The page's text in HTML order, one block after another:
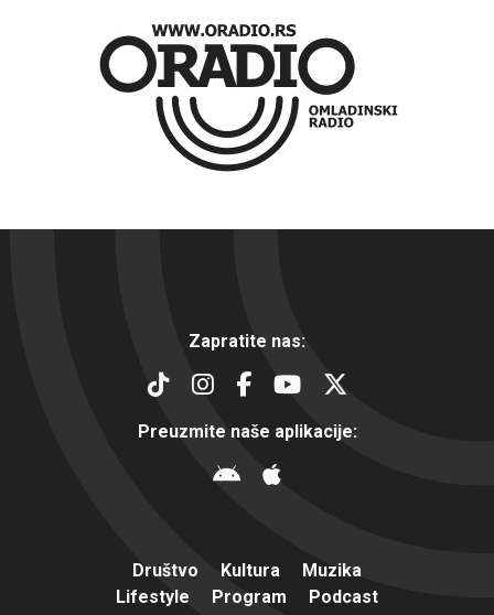
Zapratite nas:
Preuzmite naše aplikacije:
Društvo Kultura
Muzika
Lifestyle
Program
Podcast